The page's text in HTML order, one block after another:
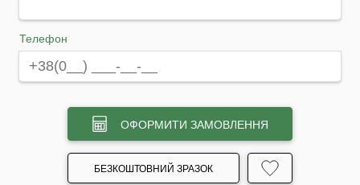
Телефон
ОФОРМИТИ ЗАМОВЛЕННЯ
БЕЗКОШТОВНИЙ ЗРАЗОК